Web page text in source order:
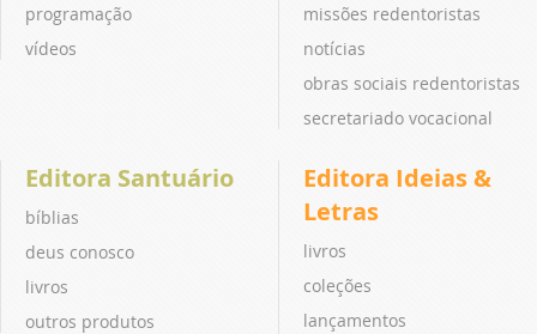
programação
vídeos
missões redentoristas
notícias
obras sociais redentoristas
secretariado vocacional
Editora Santuário
bíblias
deus conosco
livros
outros produtos
Editora Ideias &
Letras
livros
coleções
lançamentos